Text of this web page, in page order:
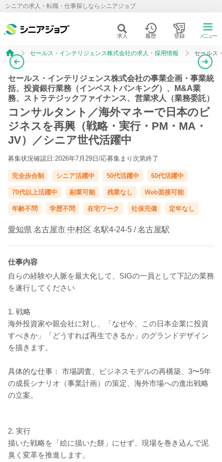
シニアの求人・転職・仕事探しならシニアジョブ
求人 履歴 登録 メニュー
セールス・インテリジェンス株式会社の求人・採用情報 セールス
セールス・インテリジェンス株式会社の事業企画・事業統
括、投資銀行業務（インベストバンキング）、M&A業
務、ストラテジックファイナンス、営業求人（業務委託）
コンサルタント／海外マネーで日本のビ
ジネスを再興（戦略・実行・PM・MA・
JV）／シニア世代活躍中
募集状況確認日:2026年7月29日/応募集まり次第終了
完全歩合制 シニア活躍中 50代活躍中 60代活躍中
70代以上活躍中 副業可能 残業なし Web面接可能
年齢不問 学歴不問 在宅ワーク 社保完備 定年なし
愛知県 名古屋市 中村区 名駅4-24-5 /名古屋駅
仕事内容
自らの経験や人脈を最大化して、SIGの一員として下記の業務
を遂行してください
1. 戦略
海外投資家や親会社に対し、「なぜ今、この日本企業に投資
すべきか」「どうすれば再生できるか」のグランドデザイン
を描きます。
具体的な仕事： 市場調査、ビジネスモデルの再構築、3〜5年
の成長シナリオ（事業計画）の策定、海外市場への進出戦略
の立案。
2. 実行
描いた戦略を「絵に描いた餅」にせず、現場を巻き込んで泥
臭く変革を推進します。